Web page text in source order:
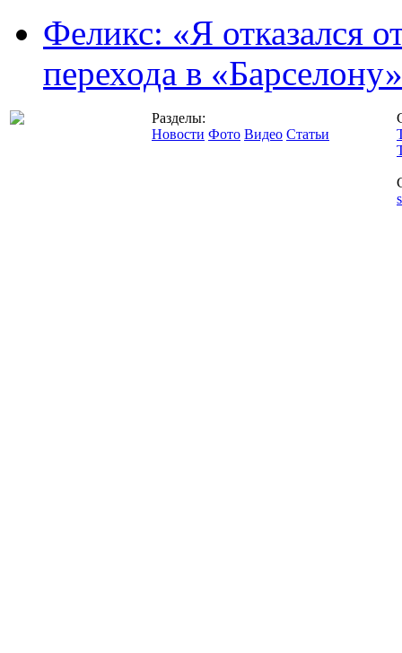
Феликс: «Я отказался
перехода в «Барселону»
Разделы:
Новости Фото Видео Статьи